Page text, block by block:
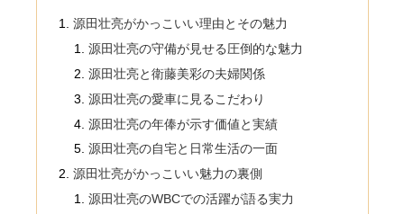
源田壮亮がかっこいい理由とその魅力
源田壮亮の守備が見せる圧倒的な魅力
源田壮亮と衛藤美彩の夫婦関係
源田壮亮の愛車に見るこだわり
源田壮亮の年俸が示す価値と実績
源田壮亮の自宅と日常生活の一面
源田壮亮がかっこいい魅力の裏側
源田壮亮のWBCでの活躍が語る実力